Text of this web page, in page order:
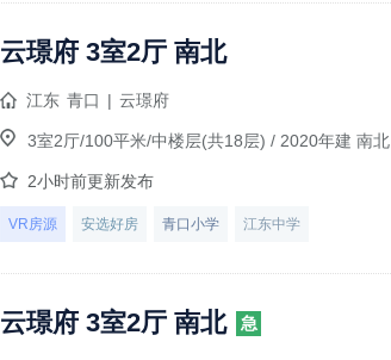
云璟府 3室2厅 南北
江东 青口 | 云璟府
3室2厅/100平米/中楼层(共18层) / 2020年建 南北
2小时前更新发布
VR房源 安选好房 青口小学 江东中学
云璟府 3室2厅 南北 急